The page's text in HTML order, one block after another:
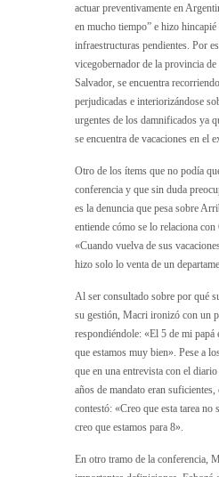
actuar preventivamente en
en mucho tiempo” e hizo hincapié
infraestructuras pendientes. Por
vicegobernador de la provincia
Salvador, se encuentra
perjudicadas e interiorizándose
urgentes de los damnificados ya
se encuentra de vacaciones en el
Otro de los ítems que no podía
conferencia y que sin duda
es la denuncia que pesa sobre
entiende cómo se lo relaciona
«Cuando vuelva de sus
hizo solo lo venta de un
Al ser consultado sobre por qué
su gestión, Macri ironizó con un
respondiéndole: «El 5 de mi
que estamos muy bien». Pese a
que en una entrevista con el
años de mandato eran suficientes,
contestó: «Creo que esta tarea no
creo que estamos para 8».
En otro tramo de la conferencia,